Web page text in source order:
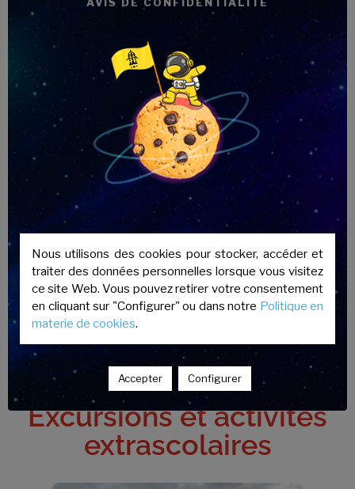
enrichissant et positif.
Excursions et activités
extrascolaires
Nous utilisons des cookies pour stocker, accéder et
traiter des données personnelles lorsque vous visitez
ce site Web. Vous pouvez retirer votre consentement
en cliquant sur "Configurer" ou dans notre Politique en
materie de cookies.
Accepter Configurer